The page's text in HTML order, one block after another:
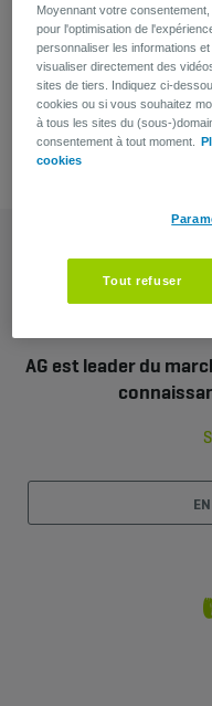
Vous avez une
AG est leader du
Moyennant votre
pour l'optimisation de
personnaliser les informations
visualiser directement des
sites de tiers. Indiquez ci-
cookies ou si vous souhaitez
à tous les sites du (sous-
consentement à tout moment.
cookies
Tout refuser